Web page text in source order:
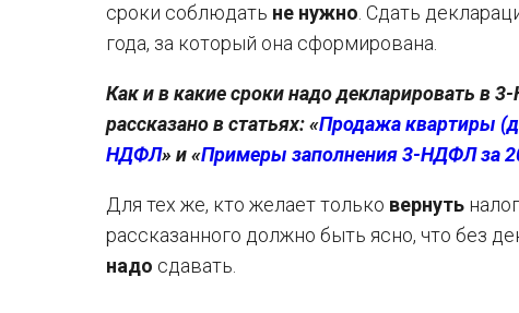
сроки соблюдать не нужно . Сдать
года, за который она сформирована.
Как и в какие сроки надо декларировать в
рассказано в статьях: «Продажа квартиры
НДФЛ» и «Примеры заполнения 3-НДФЛ за
Для тех же, кто желает только вернуть
рассказанного должно быть ясно, что без
надо сдавать.